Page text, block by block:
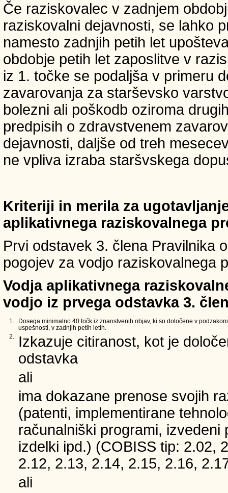
Če raziskovalec v zadnjem
raziskovalni dejavnosti, se lahko
namesto zadnjih petih let
obdobje petih let zaposlitve v
iz 1. točke se podaljša v primeru
zavarovanja za starševsko
bolezni ali poškodb oziroma
predpisih o zdravstvenem
dejavnosti, daljše od treh
ne vpliva izraba staršvskega
Kriteriji in merila za
aplikativnega raziskovalnega
Prvi odstavek 3. člena Pravilnika
pogojev za vodjo raziskovalnega
Vodja aplikativnega
vodjo iz prvega odstavka 3.
1.
Dosega minimalno 40 točk iz znanstvenih objav, ki so določene v
uspešnosti, v zadnjih petih letih.
2.
Izkazuje citiranost, kot je
odstavka
ali
ima dokazane prenose svojih
(patenti, implementirane
računalniški programi, izvedeni
izdelki ipd.) (COBISS tip: 2.02,
2.12, 2.13, 2.14, 2.15, 2.16,
ali